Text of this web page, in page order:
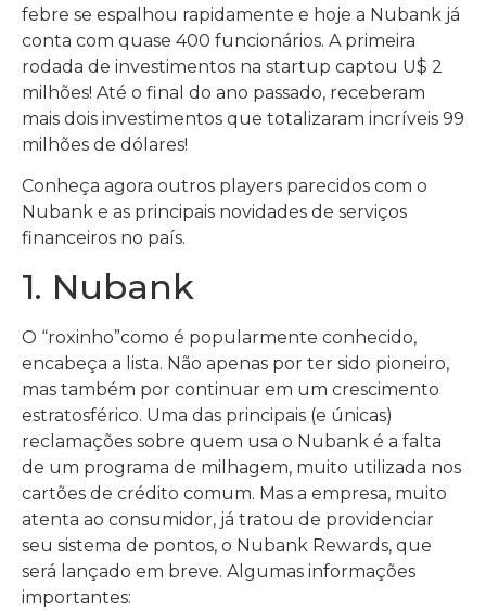
febre se espalhou rapidamente e hoje a Nubank já
conta com quase 400 funcionários. A primeira
rodada de investimentos na startup captou U$ 2
milhões! Até o final do ano passado, receberam
mais dois investimentos que totalizaram incríveis 99
milhões de dólares!
Conheça agora outros players parecidos com o
Nubank e as principais novidades de serviços
financeiros no país.
1. Nubank
O “roxinho”como é popularmente conhecido,
encabeça a lista. Não apenas por ter sido pioneiro,
mas também por continuar em um crescimento
estratosférico. Uma das principais (e únicas)
reclamações sobre quem usa o Nubank é a falta
de um programa de milhagem, muito utilizada nos
cartões de crédito comum. Mas a empresa, muito
atenta ao consumidor, já tratou de providenciar
seu sistema de pontos, o Nubank Rewards, que
será lançado em breve. Algumas informações
importantes: